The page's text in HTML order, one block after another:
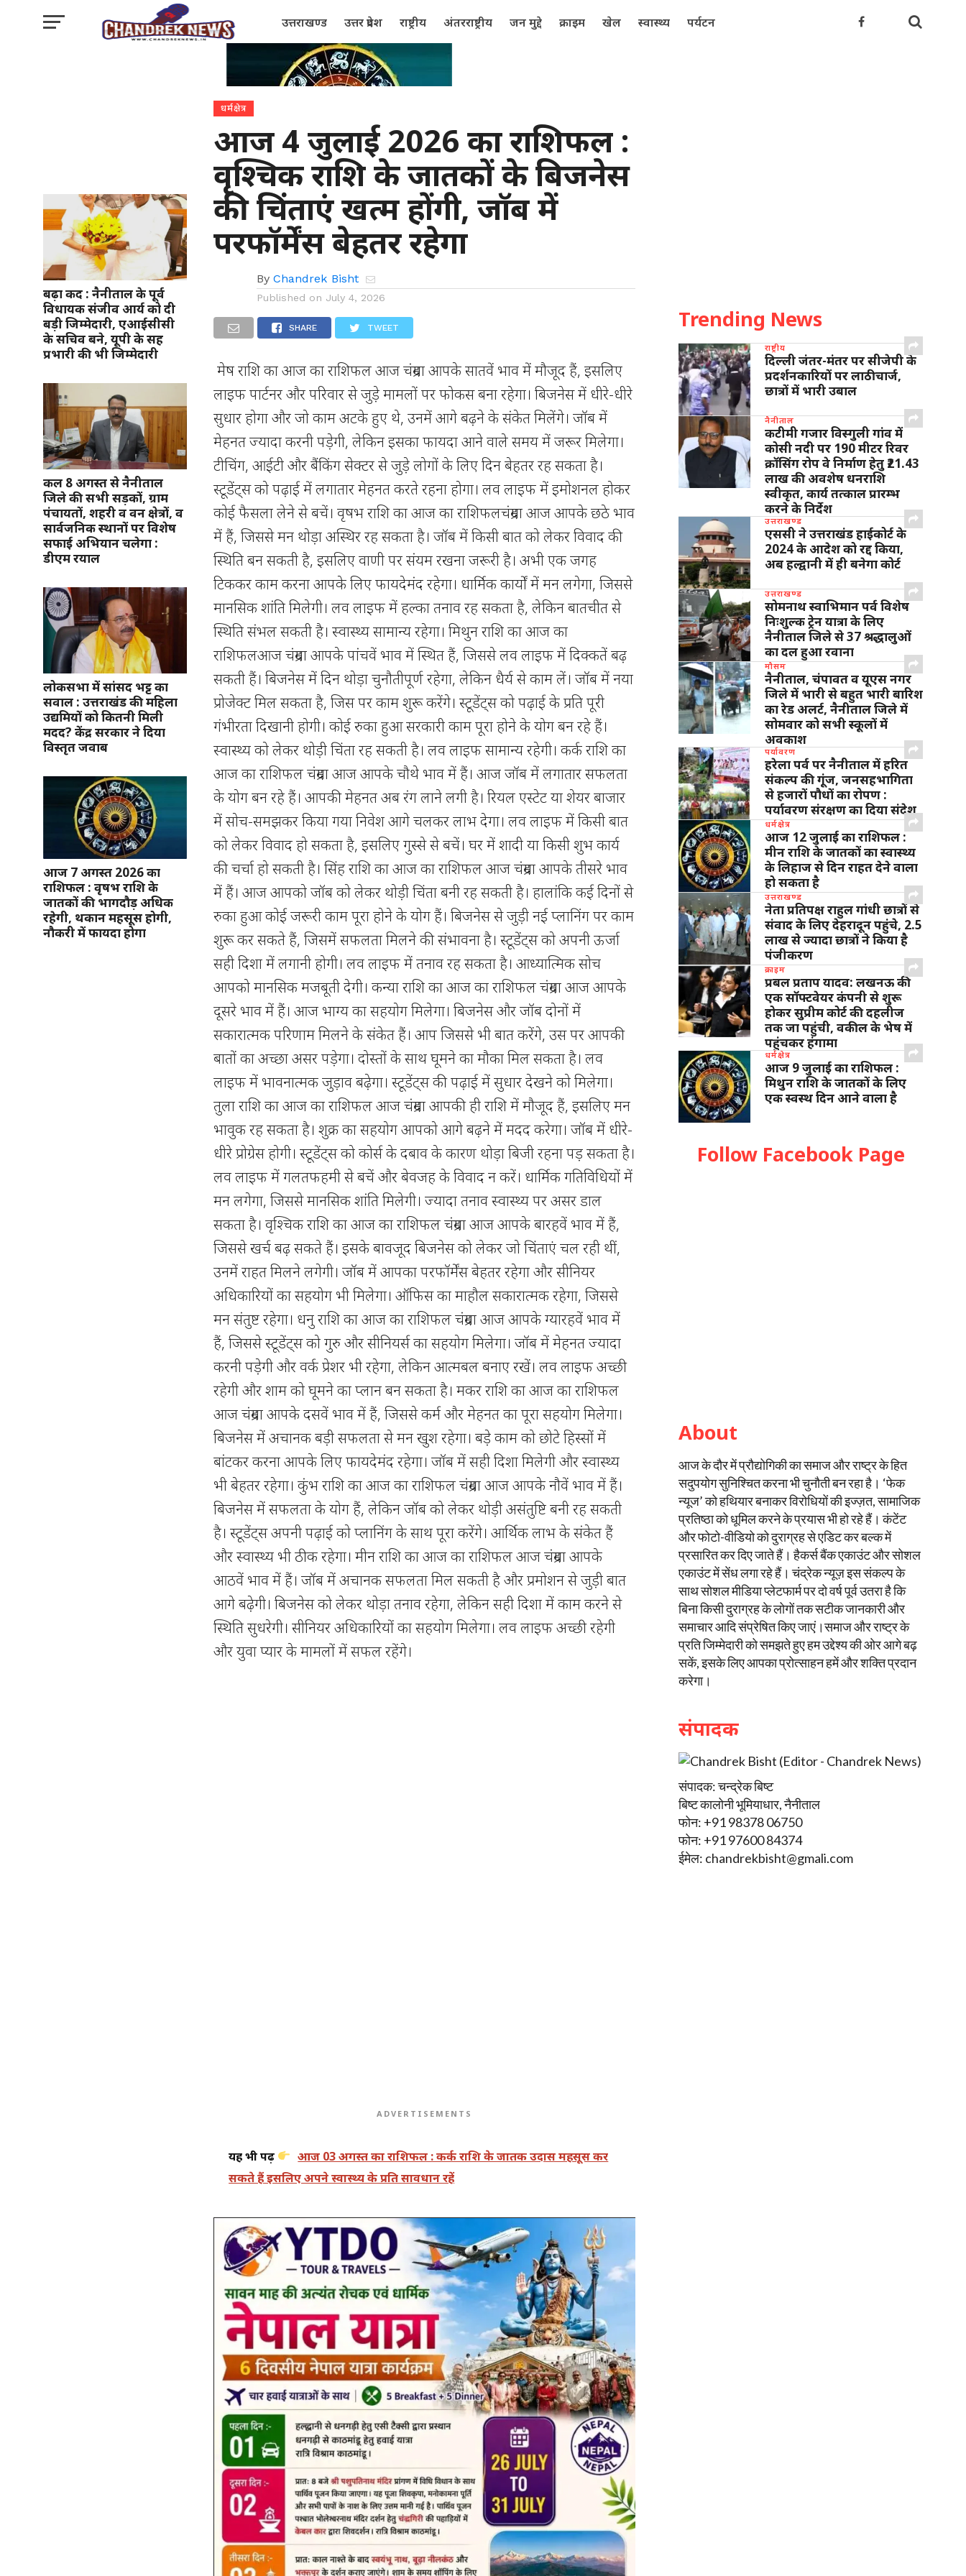
उत्तराखण्ड उत्तर प्रदेश राष्ट्रीय अंतरराष्ट्रीय जन मुद्दे क्राइम खेल स्वास्थ्य पर्यटन
बढ़ा कद : नैनीताल के पूर्व
विधायक संजीव आर्य को दी
बड़ी जिम्मेदारी, एआईसीसी
के सचिव बने, यूपी के सह
प्रभारी की भी जिम्मेदारी
कल 8 अगस्त से नैनीताल
जिले की सभी सड़कों, ग्राम
पंचायतों, शहरी व वन क्षेत्रों, व
सार्वजनिक स्थानों पर विशेष
सफाई अभियान चलेगा :
डीएम रयाल
लोकसभा में सांसद भट्ट का
सवाल : उत्तराखंड की महिला
उद्यमियों को कितनी मिली
मदद? केंद्र सरकार ने दिया
विस्तृत जवाब
आज 7 अगस्त 2026 का
राशिफल : वृषभ राशि के
जातकों की भागदौड़ अधिक
रहेगी, थकान महसूस होगी,
नौकरी में फायदा होगा
धर्मक्षेत्र
आज 4 जुलाई 2026 का राशिफल :
वृश्चिक राशि के जातकों के बिजनेस
की चिंताएं खत्म होंगी, जॉब में
परफॉर्मेंस बेहतर रहेगा
By Chandrek Bisht
Published on July 4, 2026
SHARE TWEET
मेष राशि का आज का राशिफल आज चंद्रमा आपके सातवें भाव में मौजूद हैं, इसलिए
लाइफ पार्टनर और परिवार से जुड़े मामलों पर फोकस बना रहेगा। बिजनेस में धीरे-धीरे
सुधार होगा और जो काम अटके हुए थे, उनमें आगे बढ़ने के संकेत मिलेंगे। जॉब में
मेहनत ज्यादा करनी पड़ेगी, लेकिन इसका फायदा आने वाले समय में जरूर मिलेगा।
टीचिंग, आईटी और बैंकिंग सेक्टर से जुड़े लोगों के लिए दिन बेहतर रह सकता है।
स्टूडेंट्स को पढ़ाई में लगातार मेहनत करते रहना होगा। लव लाइफ में इमोशनल होकर
कोई फैसला लेने से बचें। वृषभ राशि का आज का राशिफलचंद्रमा आज आपके छठे भाव
में हैं, जिससे मन थोड़ा अस्थिर रह सकता है। जॉब में किसी बात को लेकर विवाद की
स्थिति बन सकती है, इसलिए वाणी पर संयम रखना जरूरी है। अभी एक जगह
टिककर काम करना आपके लिए फायदेमंद रहेगा। धार्मिक कार्यों में मन लगेगा, जिससे
मानसिक शांति मिलेगी। लव लाइफ में हल्का तनाव रह सकता है, लेकिन बातचीत से
स्थिति संभल सकती है। स्वास्थ्य सामान्य रहेगा। मिथुन राशि का आज का
राशिफलआज चंद्रमा आपके पांचवें भाव में स्थित हैं, जिससे लव लाइफ में दिक्कतें बढ़
सकती हैं। बिजनेस में दिन थोड़ा चुनौतीपूर्ण रहेगा, लेकिन धैर्य से काम लें। जॉब में नया
प्रोजेक्ट मिल सकता है, जिस पर काम शुरू करेंगे। स्टूडेंट्स को पढ़ाई के प्रति पूरी
गंभीरता दिखानी होगी। कोई रुका हुआ सरकारी काम पूरा होने के योग बन रहे हैं।
स्वास्थ्य को लेकर थोड़ी चिंता रह सकती है। लव लाइफ सामान्य रहेगी। कर्क राशि का
आज का राशिफल चंद्रमा आज आपके चौथे भाव में हैं। आज जॉब में लगातार सफलता
के योग बन रहे हैं। आपकी मेहनत अब रंग लाने लगी है। रियल एस्टेट या शेयर बाजार
में सोच-समझकर किया गया निवेश आगे चलकर लाभ देगा। लव लाइफ में किसी बात
को लेकर विवाद हो सकता है, इसलिए गुस्से से बचें। घर में शादी या किसी शुभ कार्य
की चर्चा हो सकती है। सिंह राशि का आज का राशिफल आज चंद्रमा आपके तीसरे भाव
में हैं। आज आपको जॉब को लेकर थोड़ी चिंता बनी रह सकती है। हालांकि कई दिनों से
रुका हुआ कोई जरूरी काम पूरा होने के योग हैं। बिजनेस से जुड़ी नई प्लानिंग पर काम
शुरू कर सकते हैं, जिसमें सफलता मिलने की संभावना है। स्टूडेंट्स को अपनी ऊर्जा
सही दिशा में लगानी होगी। लव लाइफ में तनाव रह सकता है। आध्यात्मिक सोच
आपको मानसिक मजबूती देगी। कन्या राशि का आज का राशिफल चंद्रमा आज आपके
दूसरे भाव में हैं। आज भाग्य का सहयोग मिलेगा। बिजनेस और जॉब दोनों में
सकारात्मक परिणाम मिलने के संकेत हैं। आप जिससे भी बात करेंगे, उस पर आपकी
बातों का अच्छा असर पड़ेगा। दोस्तों के साथ घूमने का मौका मिल सकता है। लव
लाइफ में भावनात्मक जुड़ाव बढ़ेगा। स्टूडेंट्स की पढ़ाई में सुधार देखने को मिलेगा।
तुला राशि का आज का राशिफल आज चंद्रमा आपकी ही राशि में मौजूद हैं, इसलिए मन
भावुक रह सकता है। शुक्र का सहयोग आपको आगे बढ़ने में मदद करेगा। जॉब में धीरे-
धीरे प्रोग्रेस होगी। स्टूडेंट्स को कोर्स के दबाव के कारण थोड़ा बिजी रहना पड़ सकता है।
लव लाइफ में गलतफहमी से बचें और बेवजह के विवाद न करें। धार्मिक गतिविधियों में
मन लगेगा, जिससे मानसिक शांति मिलेगी। ज्यादा तनाव स्वास्थ्य पर असर डाल
सकता है। वृश्चिक राशि का आज का राशिफल चंद्रमा आज आपके बारहवें भाव में हैं,
जिससे खर्च बढ़ सकते हैं। इसके बावजूद बिजनेस को लेकर जो चिंताएं चल रही थीं,
उनमें राहत मिलने लगेगी। जॉब में आपका परफॉर्मेंस बेहतर रहेगा और सीनियर
अधिकारियों का सहयोग भी मिलेगा। ऑफिस का माहौल सकारात्मक रहेगा, जिससे
मन संतुष्ट रहेगा। धनु राशि का आज का राशिफल चंद्रमा आज आपके ग्यारहवें भाव में
हैं, जिससे स्टूडेंट्स को गुरु और सीनियर्स का सहयोग मिलेगा। जॉब में मेहनत ज्यादा
करनी पड़ेगी और वर्क प्रेशर भी रहेगा, लेकिन आत्मबल बनाए रखें। लव लाइफ अच्छी
रहेगी और शाम को घूमने का प्लान बन सकता है। मकर राशि का आज का राशिफल
आज चंद्रमा आपके दसवें भाव में हैं, जिससे कर्म और मेहनत का पूरा सहयोग मिलेगा।
बिजनेस में अचानक बड़ी सफलता से मन खुश रहेगा। बड़े काम को छोटे हिस्सों में
बांटकर करना आपके लिए फायदेमंद रहेगा। जॉब में सही दिशा मिलेगी और स्वास्थ्य
भी बेहतर रहेगा। कुंभ राशि का आज का राशिफल चंद्रमा आज आपके नौवें भाव में हैं।
बिजनेस में सफलता के योग हैं, लेकिन जॉब को लेकर थोड़ी असंतुष्टि बनी रह सकती
है। स्टूडेंट्स अपनी पढ़ाई को प्लानिंग के साथ पूरा करेंगे। आर्थिक लाभ के संकेत हैं
और स्वास्थ्य भी ठीक रहेगा। मीन राशि का आज का राशिफल आज चंद्रमा आपके
आठवें भाव में हैं। जॉब में अचानक सफलता मिल सकती है और प्रमोशन से जुड़ी बात
आगे बढ़ेगी। बिजनेस को लेकर थोड़ा तनाव रहेगा, लेकिन सही दिशा में काम करने से
स्थिति सुधरेगी। सीनियर अधिकारियों का सहयोग मिलेगा। लव लाइफ अच्छी रहेगी
और युवा प्यार के मामलों में सफल रहेंगे।
ADVERTISEMENTS
यह भी पढ़ें
आज 03 अगस्त का राशिफल : कर्क राशि के जातक उदास महसूस कर
सकते हैं इसलिए अपने स्वास्थ्य के प्रति सावधान रहें
Trending News
राष्ट्रीय
दिल्ली जंतर-मंतर पर सीजेपी के
प्रदर्शनकारियों पर लाठीचार्ज,
छात्रों में भारी उबाल
नैनीताल
कटीमी गजार विस्गुली गांव में
कोसी नदी पर 190 मीटर रिवर
क्रॉसिंग रोप वे निर्माण हेतु ₹21.43
लाख की अवशेष धनराशि
स्वीकृत, कार्य तत्काल प्रारम्भ
करने के निर्देश
उत्तराखण्ड
एससी ने उत्तराखंड हाईकोर्ट के
2024 के आदेश को रद्द किया,
अब हल्द्वानी में ही बनेगा कोर्ट
उत्तराखण्ड
सोमनाथ स्वाभिमान पर्व विशेष
निःशुल्क ट्रेन यात्रा के लिए
नैनीताल जिले से 37 श्रद्धालुओं
का दल हुआ रवाना
मौसम
नैनीताल, चंपावत व यूएस नगर
जिले में भारी से बहुत भारी बारिश
का रेड अलर्ट, नैनीताल जिले में
सोमवार को सभी स्कूलों में
अवकाश
पर्यावरण
हरेला पर्व पर नैनीताल में हरित
संकल्प की गूंज, जनसहभागिता
से हजारों पौधों का रोपण :
पर्यावरण संरक्षण का दिया संदेश
धर्मक्षेत्र
आज 12 जुलाई का राशिफल :
मीन राशि के जातकों का स्वास्थ्य
के लिहाज से दिन राहत देने वाला
हो सकता है
उत्तराखण्ड
नेता प्रतिपक्ष राहुल गांधी छात्रों से
संवाद के लिए देहरादून पहुंचे, 2.5
लाख से ज्यादा छात्रों ने किया है
पंजीकरण
क्राइम
प्रबल प्रताप यादव: लखनऊ की
एक सॉफ्टवेयर कंपनी से शुरू
होकर सुप्रीम कोर्ट की दहलीज
तक जा पहुंची, वकील के भेष में
पहुंचकर हंगामा
धर्मक्षेत्र
आज 9 जुलाई का राशिफल :
मिथुन राशि के जातकों के लिए
एक स्वस्थ दिन आने वाला है
Follow Facebook Page
About
आज के दौर में प्रौद्योगिकी का समाज और राष्ट्र के हित
सदुपयोग सुनिश्चित करना भी चुनौती बन रहा है। ‘फेक
न्यूज’ को हथियार बनाकर विरोधियों की इज्ज़त, सामाजिक
प्रतिष्ठा को धूमिल करने के प्रयास भी हो रहे हैं। कंटेंट
और फोटो-वीडियो को दुराग्रह से एडिट कर बल्क में
प्रसारित कर दिए जाते हैं। हैकर्स बैंक एकाउंट और सोशल
एकाउंट में सेंध लगा रहे हैं। चंद्रेक न्यूज़ इस संकल्प के
साथ सोशल मीडिया प्लेटफार्म पर दो वर्ष पूर्व उतरा है कि
बिना किसी दुराग्रह के लोगों तक सटीक जानकारी और
समाचार आदि संप्रेषित किए जाएं।समाज और राष्ट्र के
प्रति जिम्मेदारी को समझते हुए हम उद्देश्य की ओर आगे बढ़
सकें, इसके लिए आपका प्रोत्साहन हमें और शक्ति प्रदान
करेगा।
संपादक
संपादक: चन्द्रेक बिष्ट
बिष्ट कालोनी भूमियाधार, नैनीताल
फोन: +91 98378 06750
फोन: +91 97600 84374
ईमेल: chandrekbisht@gmali.com